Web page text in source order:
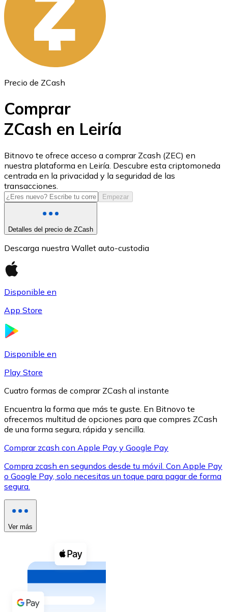
Ethereum
ETH
USD Coin
USDC
XRP
XRP
Efectivo
Comprar con efectivo
Transferencia SEPA
Añade fondos a tu cuenta Bitnovo o realiza compras
Precio de ZCash
Comprar
ZCash en Leiría
Bitnovo te ofrece acceso a comprar Zcash (ZEC) en
nuestra plataforma en Leiría. Descubre esta criptomoneda
centrada en la privacidad y la seguridad de las
transacciones.
Empezar
Detalles del precio de ZCash
Descarga nuestra Wallet auto-custodia
Disponible en
App Store
Disponible en
Play Store
Cuatro formas de comprar ZCash al instante
Encuentra la forma que más te guste. En Bitnovo te
ofrecemos multitud de opciones para que compres ZCash
de una forma segura, rápida y sencilla.
Comprar zcash con Apple Pay y Google Pay
Compra zcash en segundos desde tu móvil. Con Apple Pay
o Google Pay, solo necesitas un toque para pagar de forma
segura.
Ver más